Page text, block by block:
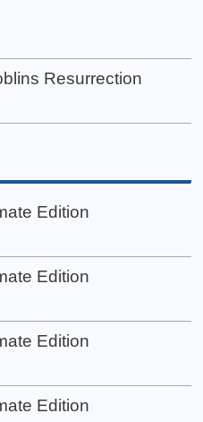
Resurrection
Edition
Edition
Edition
Edition